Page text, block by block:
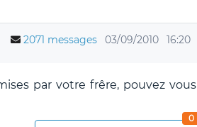
2071 messages 03/09/2010 16:20
par votre frêre, pouvez vous
0